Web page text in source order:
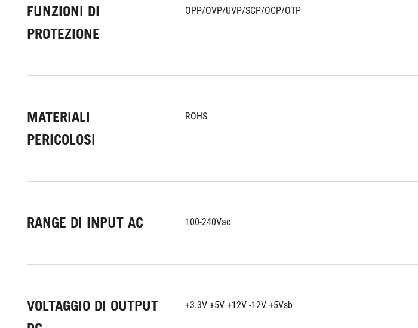
FUNZIONI DI
PROTEZIONE
OPP/OVP/UVP/SCP/OCP/OTP
MATERIALI
PERICOLOSI
ROHS
RANGE DI INPUT AC 100-240Vac
VOLTAGGIO DI OUTPUT
+3.3V +5V +12V -12V +5Vsb